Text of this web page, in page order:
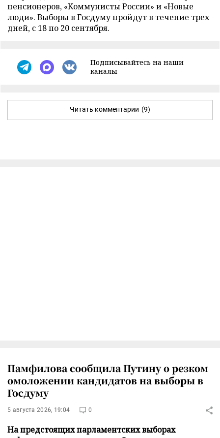
пенсионеров, «Коммунисты России» и «Новые
люди». Выборы в Госдуму пройдут в течение трех
дней, с 18 по 20 сентября.
Подписывайтесь на наши
каналы
Читать комментарии (9)
Памфилова сообщила Путину о резком
омоложении кандидатов на выборы в
Госдуму
5 августа 2026, 19:04 0
На предстоящих парламентских выборах